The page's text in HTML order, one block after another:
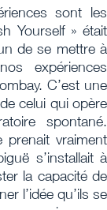
sont les
Yourself » était
de se mettre à
expériences
C’est une
celui qui opère
spontané.
prenait vraiment
s’installait à
la capacité de
l’idée qu’ils se